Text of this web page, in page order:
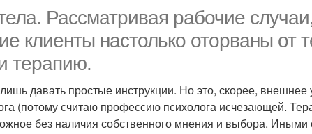
Рассматривая рабочие
клиенты настолько оторваны от
терапию.
давать простые инструкции. Но это, скорее, внешнее
(потому считаю профессию психолога исчезающей.
без наличия собственного мнения и выбора. Иными